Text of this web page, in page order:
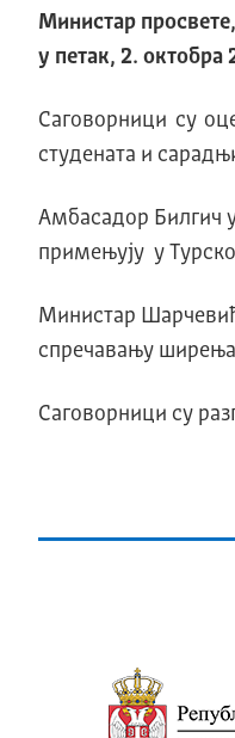
Министар
у петак, 2. октобра
Саговорници су
студената и
Амбасадор Билгич
примењују у
Министар
спречавању ширења
Саговорници су